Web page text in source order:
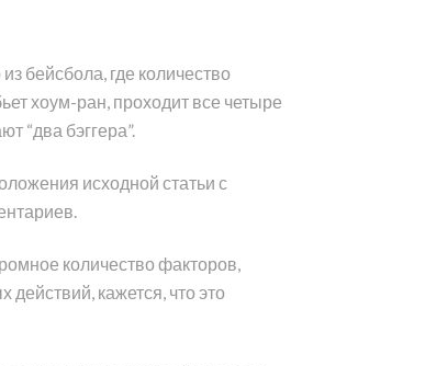
бейсбола, где количество
хоум-ран, проходит все четыре
“два бэггера”.
исходной статьи с
количество факторов,
кажется, что это